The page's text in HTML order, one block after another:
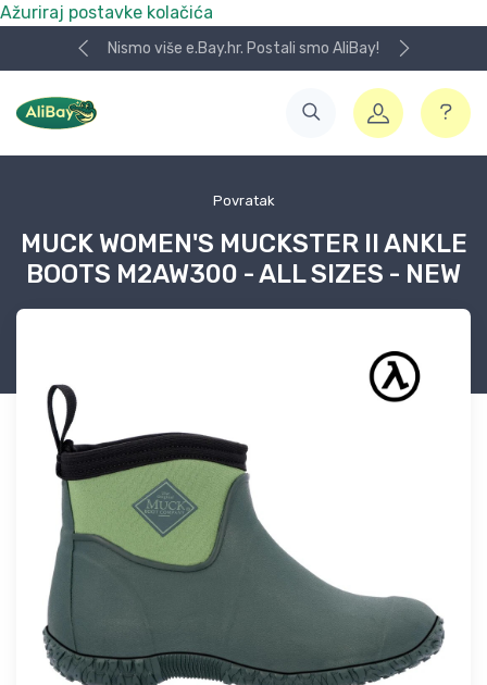
Ažuriraj postavke kolačića
Nismo više e.Bay.hr. Postali smo AliBay!
Povratak
MUCK WOMEN'S MUCKSTER II ANKLE
BOOTS M2AW300 - ALL SIZES - NEW